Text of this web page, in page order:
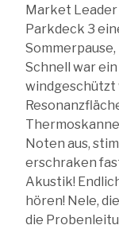
Market Leader
Parkdeck 3
Sommerpause,
Schnell war
windgeschützt
Noten aus,
erschraken
Akustik!
hören! Nele,
die